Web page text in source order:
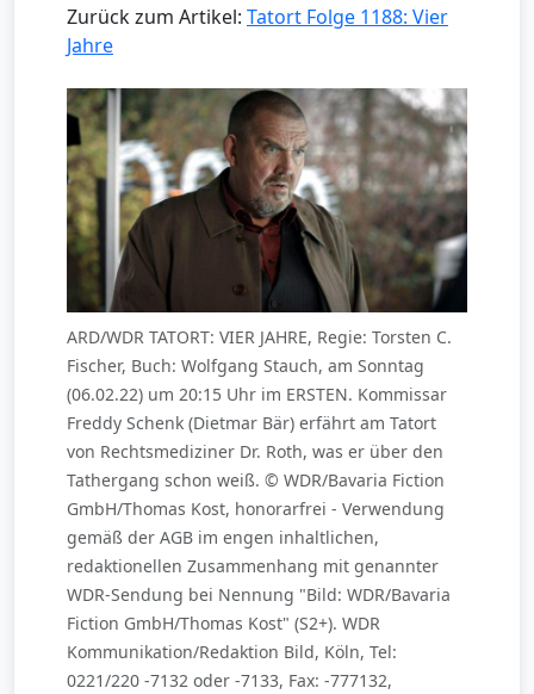
Zurück zum Artikel: Tatort Folge 1188: Vier
Jahre
ARD/WDR TATORT: VIER JAHRE, Regie: Torsten C.
Fischer, Buch: Wolfgang Stauch, am Sonntag
(06.02.22) um 20:15 Uhr im ERSTEN. Kommissar
Freddy Schenk (Dietmar Bär) erfährt am Tatort
von Rechtsmediziner Dr. Roth, was er über den
Tathergang schon weiß. © WDR/Bavaria Fiction
GmbH/Thomas Kost, honorarfrei - Verwendung
gemäß der AGB im engen inhaltlichen,
redaktionellen Zusammenhang mit genannter
WDR-Sendung bei Nennung "Bild: WDR/Bavaria
Fiction GmbH/Thomas Kost" (S2+). WDR
Kommunikation/Redaktion Bild, Köln, Tel:
0221/220 -7132 oder -7133, Fax: -777132,